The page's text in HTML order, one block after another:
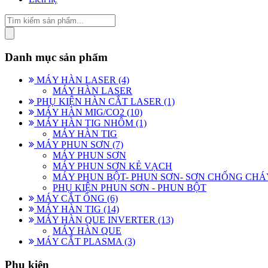
Danh mục sản phẩm
MÁY HÀN LASER (4)
MÁY HÀN LASER
PHỤ KIỆN HÀN CẮT LASER (1)
MÁY HÀN MIG/CO2 (10)
MÁY HÀN TIG NHÔM (1)
MÁY HÀN TIG
MÁY PHUN SƠN (7)
MÁY PHUN SƠN
MÁY PHUN SƠN KẺ VẠCH
MÁY PHUN BỘT- PHUN SƠN- SƠN CHỐNG
PHỤ KIỆN PHUN SƠN - PHUN BỘT
MÁY CẮT ỐNG (6)
MÁY HÀN TIG (14)
MÁY HÀN QUE INVERTER (13)
MÁY HÀN QUE
MÁY CẮT PLASMA (3)
Phụ kiện